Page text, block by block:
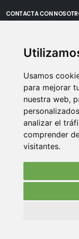
Usamos
para mejorar
nuestra web,
analizar el
comprender
visitantes.
CONTACTA CON
Oficina Vitoria:
Email:
©